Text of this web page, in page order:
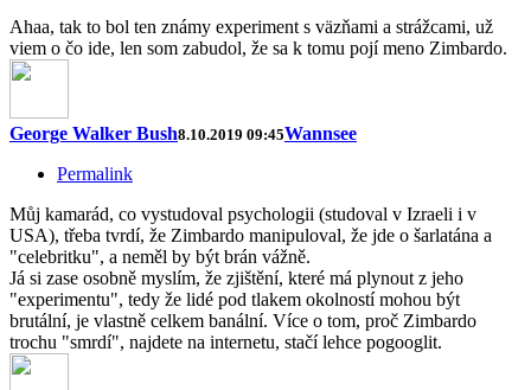
Ahaa, tak to bol ten známy experiment s väzňami a strážcami, už
viem o čo ide, len som zabudol, že sa k tomu pojí meno Zimbardo.
George Walker Bush8.10.2019 09:45Wannsee
Permalink
Můj kamarád, co vystudoval psychologii (studoval v Izraeli i v
USA), třeba tvrdí, že Zimbardo manipuloval, že jde o šarlatána a
"celebritku", a neměl by být brán vážně.
Já si zase osobně myslím, že zjištění, které má plynout z jeho
"experimentu", tedy že lidé pod tlakem okolností mohou být
brutální, je vlastně celkem banální. Více o tom, proč Zimbardo
trochu "smrdí", najdete na internetu, stačí lehce pogooglit.